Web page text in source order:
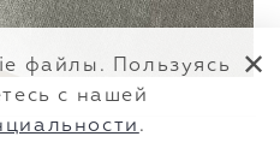
файлы. Пользуясь
с нашей
.
✕